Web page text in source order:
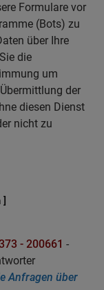
Formulare vor
(Bots) zu
über Ihre
die
um
der
diesen Dienst
nicht zu
]
- 200661 -
Anfragen über